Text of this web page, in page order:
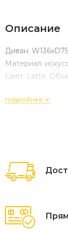
Описание
Диван:
Материал:
Цвет: Latte.
подробнее